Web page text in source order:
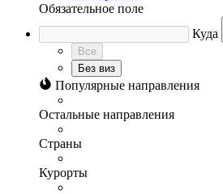
Обязательное поле
Куда
Все
Без виз
Популярные направления
Остальные направления
Страны
Курорты